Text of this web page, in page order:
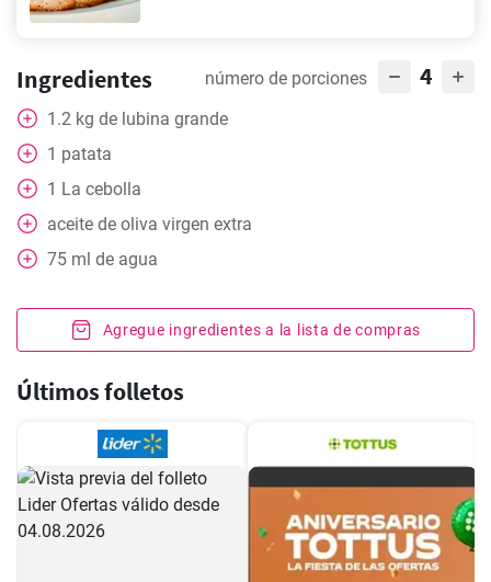
Ingredientes número de porciones 4
1.2 kg de lubina grande
1 patata
1 La cebolla
aceite de oliva virgen extra
75 ml de agua
Agregue ingredientes a la lista de compras
Últimos folletos